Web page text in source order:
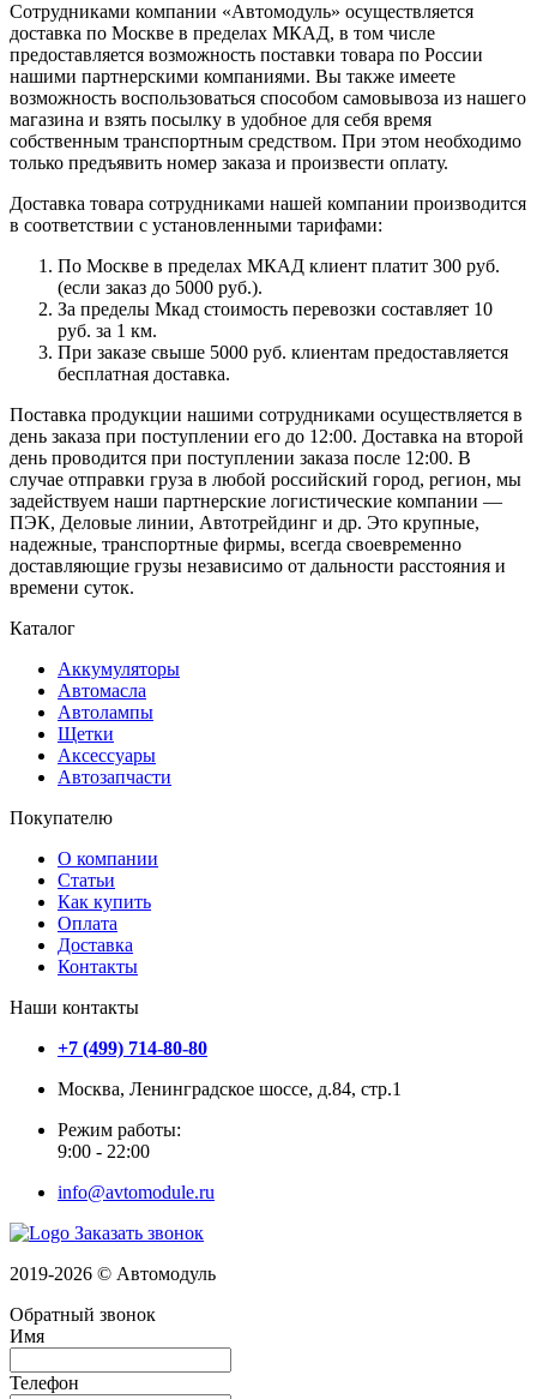
Сотрудниками компании «Автомодуль» осуществляется
доставка по Москве в пределах МКАД, в том числе
предоставляется возможность поставки товара по России
нашими партнерскими компаниями. Вы также имеете
возможность воспользоваться способом самовывоза из нашего
магазина и взять посылку в удобное для себя время
собственным транспортным средством. При этом необходимо
только предъявить номер заказа и произвести оплату.
Доставка товара сотрудниками нашей компании производится
в соответствии с установленными тарифами:
По Москве в пределах МКАД клиент платит 300 руб.
(если заказ до 5000 руб.).
За пределы Мкад стоимость перевозки составляет 10
руб. за 1 км.
При заказе свыше 5000 руб. клиентам предоставляется
бесплатная доставка.
Поставка продукции нашими сотрудниками осуществляется в
день заказа при поступлении его до 12:00. Доставка на второй
день проводится при поступлении заказа после 12:00. В
случае отправки груза в любой российский город, регион, мы
задействуем наши партнерские логистические компании —
ПЭК, Деловые линии, Автотрейдинг и др. Это крупные,
надежные, транспортные фирмы, всегда своевременно
доставляющие грузы независимо от дальности расстояния и
времени суток.
Каталог
Аккумуляторы
Автомасла
Автолампы
Щетки
Аксессуары
Автозапчасти
Покупателю
О компании
Статьи
Как купить
Оплата
Доставка
Контакты
Наши контакты
+7 (499) 714-80-80
Москва, Ленинградское шоссе, д.84, стр.1
Режим работы:
9:00 - 22:00
info@avtomodule.ru
Заказать звонок
2019-2026 © Автомодуль
Обратный звонок
Имя
Телефон